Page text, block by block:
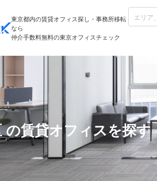
東京都内の賃貸オフィス探し・事務所移転
なら
仲介手数料無料の東京オフィスチェック
の賃貸オフィスを探す